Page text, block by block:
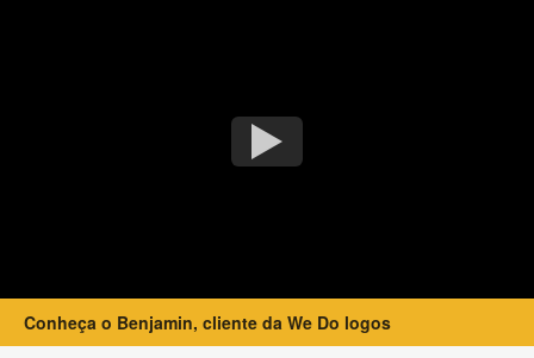
Conheça o Benjamin, cliente da We Do logos